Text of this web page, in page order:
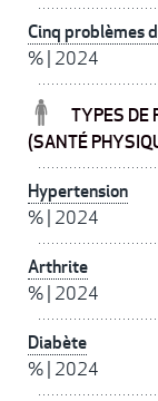
Cinq problèmes
% 2024
TYPES DE
(SANTÉ
Hypertension
% 2024
Arthrite
% 2024
Diabète
% 2024